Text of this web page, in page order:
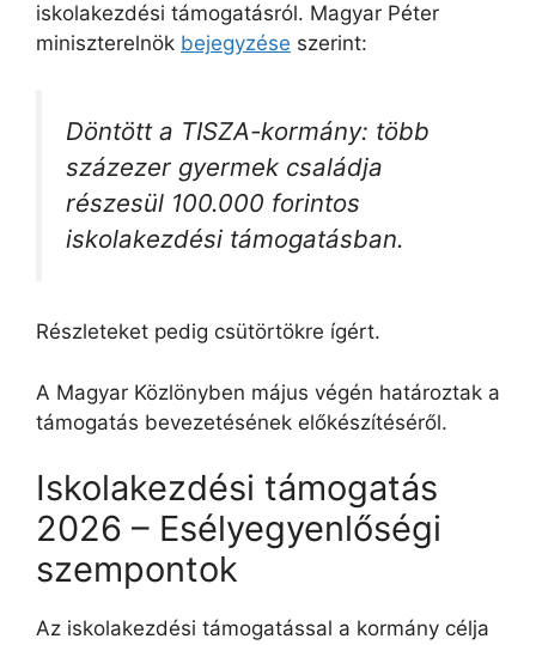
iskolakezdési támogatásról. Magyar Péter
miniszterelnök bejegyzése szerint:
Döntött a TISZA-kormány: több
százezer gyermek családja
részesül 100.000 forintos
iskolakezdési támogatásban.
Részleteket pedig csütörtökre ígért.
A Magyar Közlönyben május végén határoztak a
támogatás bevezetésének előkészítéséről.
Iskolakezdési támogatás
2026 – Esélyegyenlőségi
szempontok
Az iskolakezdési támogatással a kormány célja